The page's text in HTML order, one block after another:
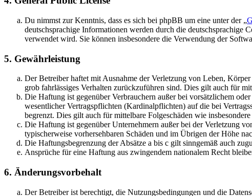
Du nimmst zur Kenntnis, dass es sich bei phpBB um eine unter der „
deutschsprachige Informationen werden durch die
verwendet wird. Sie können insbesondere die Verwendung der
5. Gewährleistung
Der Betreiber haftet mit Ausnahme der Verletzung von Leben,
grob fahrlässiges Verhalten zurückzuführen sind. Dies gilt auch für
Die Haftung ist gegenüber Verbrauchern außer bei vorsätzlichem
wesentlicher Vertragspflichten (Kardinalpflichten) auf die bei
begrenzt. Dies gilt auch für mittelbare Folgeschäden wie
Die Haftung ist gegenüber Unternehmern außer bei der Verletzung
typischerweise vorhersehbaren Schäden und im Übrigen der Höhe
Die Haftungsbegrenzung der Absätze a bis c gilt sinngemäß auch
Ansprüche für eine Haftung aus zwingendem nationalem Recht
6. Änderungsvorbehalt
Der Betreiber ist berechtigt, die Nutzungsbedingungen und die